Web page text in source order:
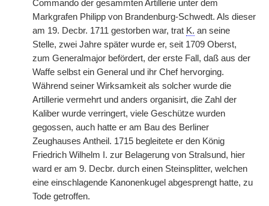
Commando der gesammten Artillerie unter dem
Markgrafen Philipp von Brandenburg-Schwedt. Als dieser
am 19. Decbr. 1711 gestorben war, trat K. an seine
Stelle, zwei Jahre später wurde er, seit 1709 Oberst,
zum Generalmajor befördert, der erste Fall, daß aus der
Waffe selbst ein General und ihr Chef hervorging.
Während seiner Wirksamkeit als solcher wurde die
Artillerie vermehrt und anders organisirt, die Zahl der
Kaliber wurde verringert, viele Geschütze wurden
gegossen, auch hatte er am Bau des Berliner
Zeughauses Antheil. 1715 begleitete er den König
Friedrich Wilhelm I. zur Belagerung von Stralsund, hier
ward er am 9. Decbr. durch einen Steinsplitter, welchen
eine einschlagende Kanonenkugel abgesprengt hatte, zu
Tode getroffen.